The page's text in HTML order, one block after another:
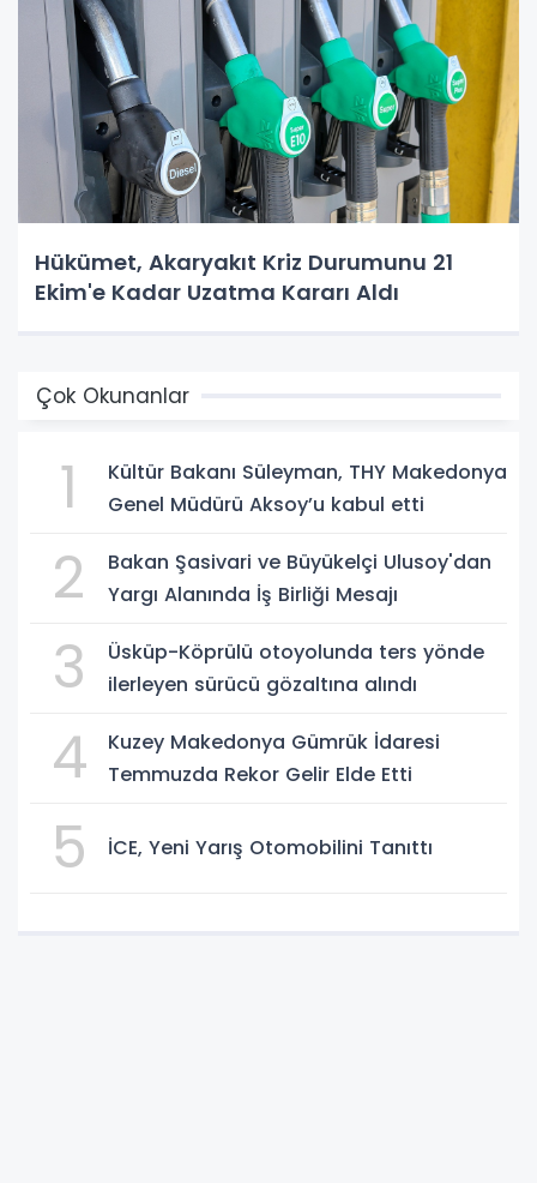
Hükümet, Akaryakıt Kriz Durumunu 21
Ekim'e Kadar Uzatma Kararı Aldı
Çok Okunanlar
1
Kültür Bakanı Süleyman, THY Makedonya
Genel Müdürü Aksoy’u kabul etti
2
Bakan Şasivari ve Büyükelçi Ulusoy'dan
Yargı Alanında İş Birliği Mesajı
3
Üsküp-Köprülü otoyolunda ters yönde
ilerleyen sürücü gözaltına alındı
4
Kuzey Makedonya Gümrük İdaresi
Temmuzda Rekor Gelir Elde Etti
5 İCE, Yeni Yarış Otomobilini Tanıttı